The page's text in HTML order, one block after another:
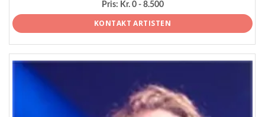
Pris: Kr. 0 - 8.500
KONTAKT ARTISTEN